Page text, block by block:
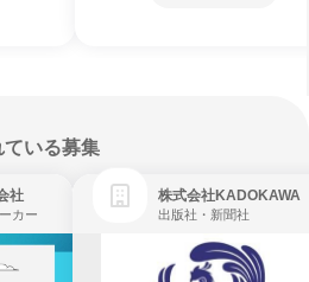
ている募集
社
カー
株式会社KADOKAWA
出版社・新聞社